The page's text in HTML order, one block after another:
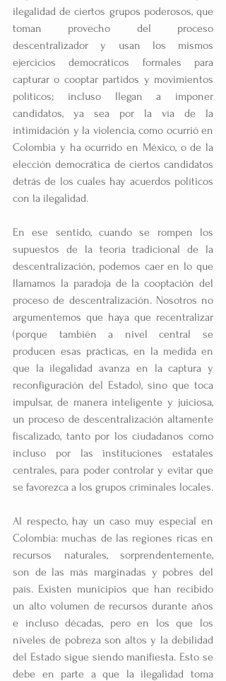
ilegalidad de ciertos grupos poderosos, que
toman provecho del proceso
descentralizador y usan los mismos
ejercicios democráticos formales para
capturar o cooptar partidos y movimientos
políticos; incluso llegan a imponer
candidatos, ya sea por la vía de la
intimidación y la violencia, como ocurrió en
Colombia y ha ocurrido en México, o de la
elección democrática de ciertos candidatos
detrás de los cuales hay acuerdos políticos
con la ilegalidad.
En ese sentido, cuando se rompen los
supuestos de la teoría tradicional de la
descentralización, podemos caer en lo que
llamamos la paradoja de la cooptación del
proceso de descentralización. Nosotros no
argumentemos que haya que recentralizar
(porque también a nivel central se
producen esas prácticas, en la medida en
que la ilegalidad avanza en la captura y
reconfiguración del Estado), sino que toca
impulsar, de manera inteligente y juiciosa,
un proceso de descentralización altamente
fiscalizado, tanto por los ciudadanos como
incluso por las instituciones estatales
centrales, para poder controlar y evitar que
se favorezca a los grupos criminales locales.
Al respecto, hay un caso muy especial en
Colombia: muchas de las regiones ricas en
recursos naturales, sorprendentemente,
son de las más marginadas y pobres del
país. Existen municipios que han recibido
un alto volumen de recursos durante años
e incluso décadas, pero en los que los
niveles de pobreza son altos y la debilidad
del Estado sigue siendo manifiesta. Esto se
debe en parte a que la ilegalidad toma